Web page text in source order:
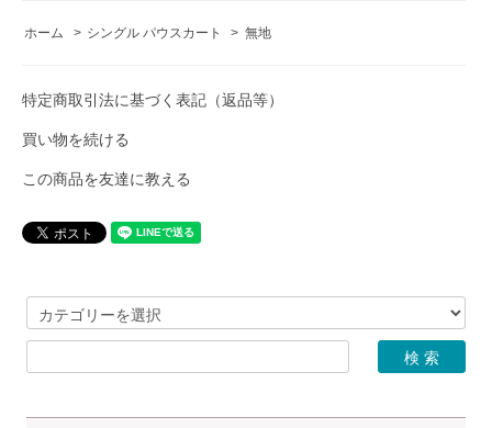
ホーム > シングル パウスカート > 無地
特定商取引法に基づく表記（返品等）
買い物を続ける
この商品を友達に教える